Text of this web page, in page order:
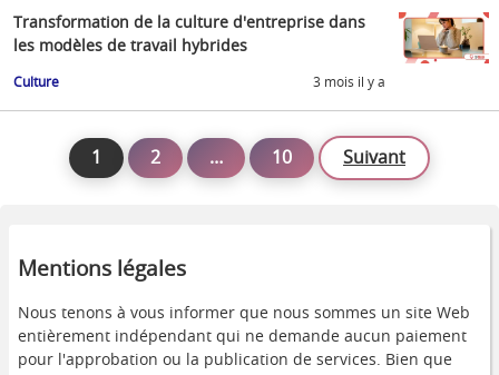
Transformation de la culture d'entreprise dans
les modèles de travail hybrides
Culture 3 mois il y a
1 2 … 10 Suivant
Mentions légales
Nous tenons à vous informer que nous sommes un site Web
entièrement indépendant qui ne demande aucun paiement
pour l'approbation ou la publication de services. Bien que